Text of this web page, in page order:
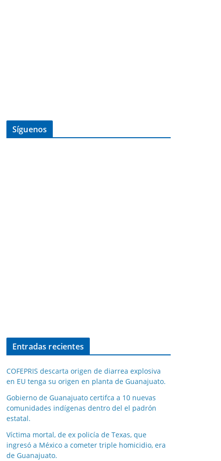
Síguenos
Entradas recientes
COFEPRIS descarta origen de diarrea explosiva
en EU tenga su origen en planta de Guanajuato.
Gobierno de Guanajuato certifca a 10 nuevas
comunidades indígenas dentro del el padrón
estatal.
Víctima mortal, de ex policía de Texas, que
ingresó a México a cometer triple homicidio, era
de Guanajuato.